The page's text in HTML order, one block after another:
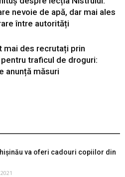
nevoie de apă, dar mai ales
între autorități
mai des recrutați prin
traficul de droguri:
anunță măsuri
va oferi cadouri copiilor din